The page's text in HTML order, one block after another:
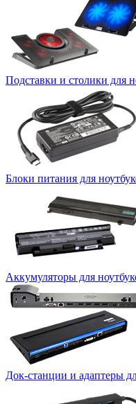
Подставки и столики для
Блоки питания для
Аккумуляторы для
Док-станции и адаптеры